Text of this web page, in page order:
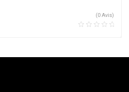
(0 Avis)